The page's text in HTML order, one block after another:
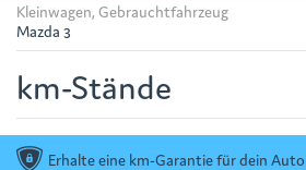
Kleinwagen, Gebrauchtfahrzeug
Mazda 3
km-Stände
Erhalte eine km-Garantie für dein